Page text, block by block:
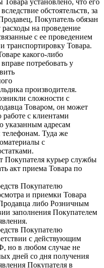
обстоятельств, за
Покупатель обязан
на проведение
с ее проведением
транспортировку Товара.
какого-либо
потребовать у
производителя.
сложности с
Товаром, он может
работе с клиентами
указанным адресам
Туда же
с
Покупателя курьер службы
акт приема Товара по
Покупателю
и приемки Товара
либо Розничным
заполнения Покупателем
Покупателю
с действующим
но в любом случае не
дней со дня получения
Покупателя в